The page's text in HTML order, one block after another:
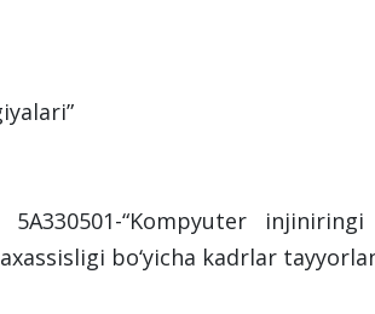
“Kompyuter
bo‘yicha kadrlar